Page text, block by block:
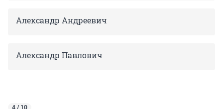
Александр Андреевич
Александр Павлович